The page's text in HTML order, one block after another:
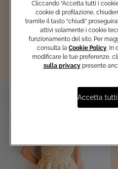
in anteprima alle
scopri i vantaggi
Iscriviti ora
Cliccando “Accetta tutti i
cookie di profilazione,
tramite il tasto “chiudi”
attivi solamente i cookie
funzionamento del sito. Per
consulta la Cookie Policy .
modificare le tue preferenze,
sulla privacypresente
Accetta